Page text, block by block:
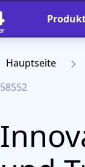
Hauptseite
58552